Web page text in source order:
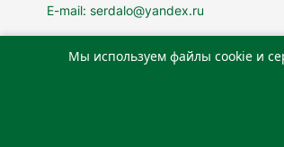
E-mail: serdalo@yandex.ru
«Сердало» газета арадувлар
Реестровая запись СМИ: ЭЛ № ФС 77-
Мы используем файлы cookie и